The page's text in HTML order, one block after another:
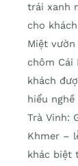
trái xanh
cho
Miệt vườn
chôm Cái
khách
hiểu
Trà Vinh:
Khmer –
khác biệt